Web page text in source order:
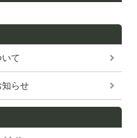
て
知らせ